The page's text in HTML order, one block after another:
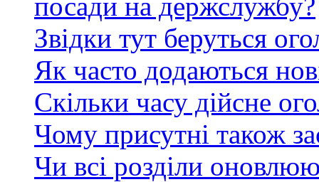
Звідки тут беруться
Як часто додаються
Скільки часу дійсне
Чому присутні також
Чи всі розділи